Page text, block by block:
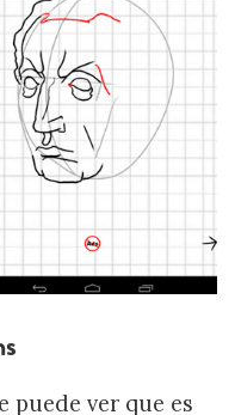
puede ver que es